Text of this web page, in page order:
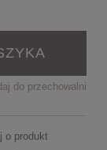
do przechowalni
o produkt